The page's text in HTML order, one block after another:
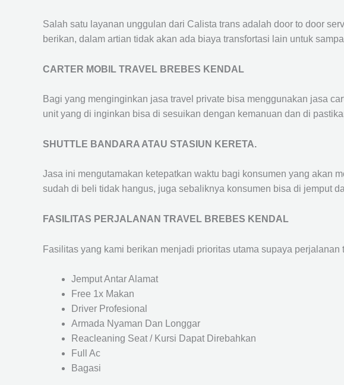
Salah satu layanan unggulan dari Calista trans adalah door to door
berikan, dalam artian tidak akan ada biaya transfortasi lain untuk
CARTER MOBIL TRAVEL BREBES KENDAL
Bagi yang menginginkan jasa travel private bisa menggunakan jasa
unit yang di inginkan bisa di sesuikan dengan kemanuan dan di
SHUTTLE BANDARA ATAU STASIUN KERETA.
Jasa ini mengutamakan ketepatkan waktu bagi konsumen yang akan
sudah di beli tidak hangus, juga sebaliknya konsumen bisa di jemput
FASILITAS PERJALANAN TRAVEL BREBES KENDAL
Fasilitas yang kami berikan menjadi prioritas utama supaya
Jemput Antar Alamat
Free 1x Makan
Driver Profesional
Armada Nyaman Dan Longgar
Reacleaning Seat / Kursi Dapat Direbahkan
Full Ac
Bagasi